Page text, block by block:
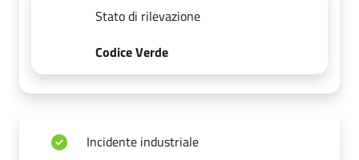
Stato di rilevazione
Codice Verde
Incidente industriale